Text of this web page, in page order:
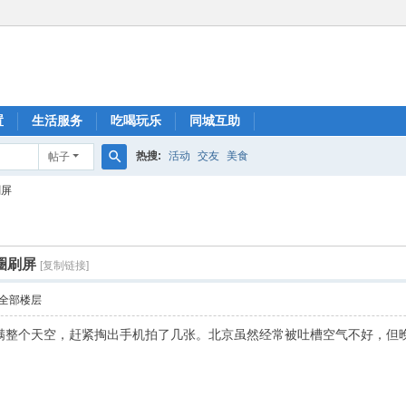
生活服务 吃喝玩乐 同城互助
帖子 热搜: 活动 交友 美食
刷屏 [复制链接]
部楼层
个天空，赶紧掏出手机拍了几张。北京虽然经常被吐槽空气不好，